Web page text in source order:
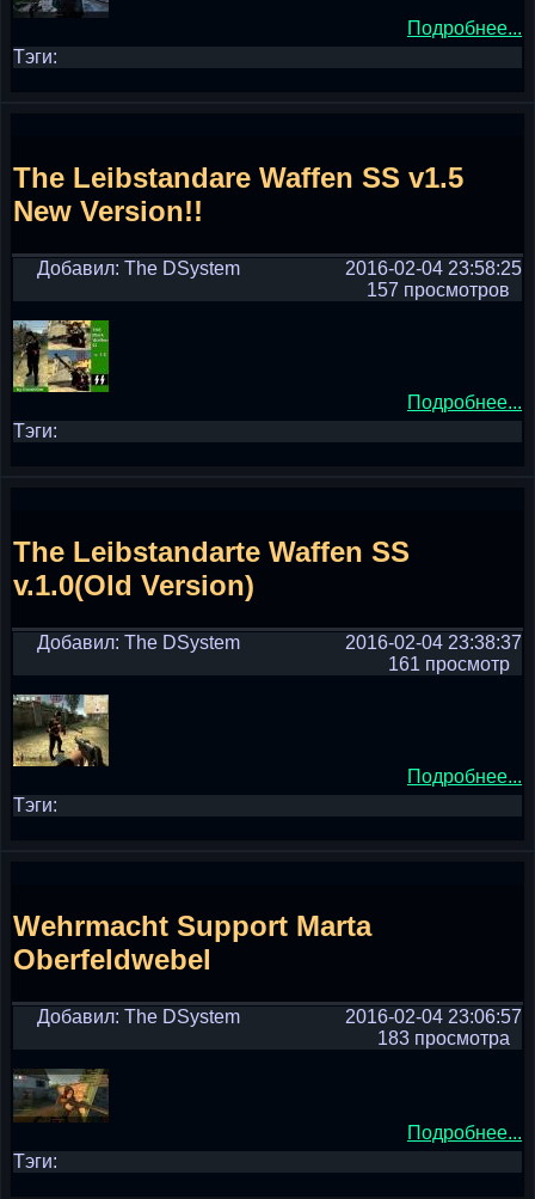
Подробнее...
Тэги:
The Leibstandare Waffen SS v1.5
New Version!!
Добавил: The DSystem
2016-02-04 23:58:25
157 просмотров
Подробнее...
Тэги:
The Leibstandarte Waffen SS
v.1.0(Old Version)
Добавил: The DSystem
2016-02-04 23:38:37
161 просмотр
Подробнее...
Тэги:
Wehrmacht Support Marta
Oberfeldwebel
Добавил: The DSystem
2016-02-04 23:06:57
183 просмотра
Подробнее...
Тэги: